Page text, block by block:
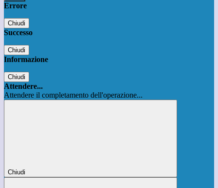
Errore
Chiudi
Successo
Chiudi
Informazione
Chiudi
Attendere...
Attendere il completamento dell'operazione...
Chiudi